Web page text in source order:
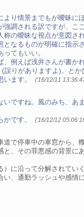
り情景までもが曖昧に
調される訳ですが、こ
の曖昧な視点が意図さ
となるものが明確に指
てもいい。
例えば浅井さんが書か
りがありますよ)。と
います。('16/12/11
いですね。風のみち、あ
かです。('16/12/12
道で停車中の車窓から
、その罪悪感の背景に
）に沿って分解されてい
い、通勤ラッシュや感